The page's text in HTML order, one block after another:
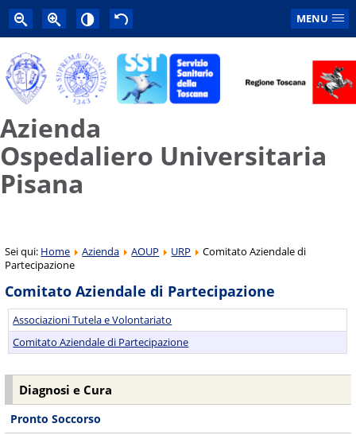
MENU
Azienda
Ospedaliero Universitaria
Pisana
Sei qui: Home Azienda AOUP URP
Comitato Aziendale di
Partecipazione
Comitato Aziendale di Partecipazione
Associazioni Tutela e Volontariato
Comitato Aziendale di Partecipazione
Diagnosi e Cura
Pronto Soccorso